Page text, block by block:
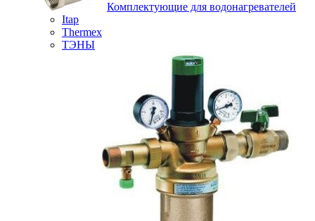
Комплектующие для водонагревателей
Itap
Thermex
ТЭНЫ